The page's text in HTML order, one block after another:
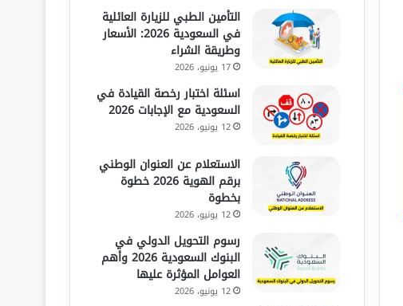
التأمين الطبي للزيارة العائلية
في السعودية 2026: الأسعار
وطريقة الشراء
17 يونيو، 2026
اسئلة اختبار رخصة القيادة في
السعودية مع الإجابات 2026
12 يونيو، 2026
الاستعلام عن العنوان الوطني
برقم الهوية 2026 خطوة
بخطوة
12 يونيو، 2026
رسوم التحويل الدولي في
البنوك السعودية 2026 وأهم
العوامل المؤثرة عليها
12 يونيو، 2026